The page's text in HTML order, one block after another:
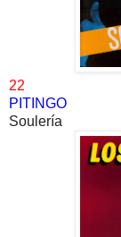
22
PITINGO
Soulería